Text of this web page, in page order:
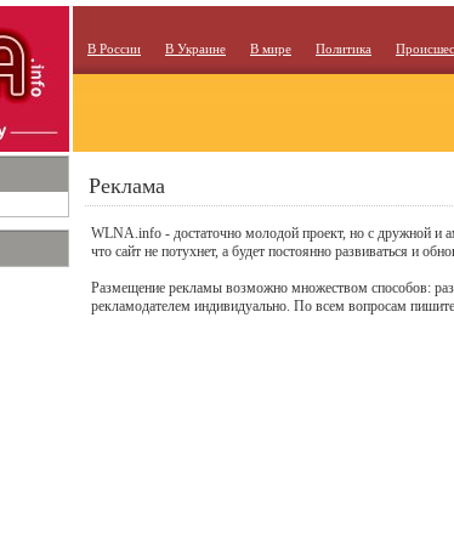
В России В Украине В мире Политика
Реклама
WLNA.info - достаточно молодой проект, но с дружной и
что сайт не потухнет, а будет постоянно развиваться и
Размещение рекламы возможно множеством способов:
рекламодателем индивидуально. По всем вопросам